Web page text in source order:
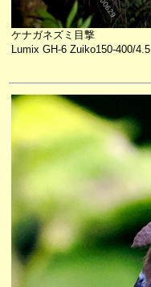
ケナガネズミ目撃
Lumix GH-6 Zuiko150-400/4.5